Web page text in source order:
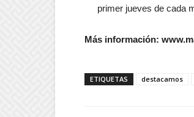
primer jueves de cada
Más información:
ETIQUETAS destacamos